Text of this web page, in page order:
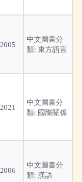
2005
中文圖書分
類: 東方語言
2021
中文圖書分
類: 國際關係
2006
中文圖書分
類: 漢語